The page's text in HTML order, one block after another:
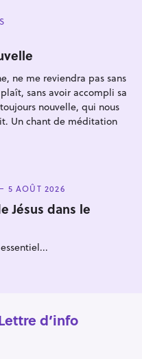
ne me reviendra pas sans
sans avoir accompli sa
nouvelle, qui nous
Un chant de méditation
5 AOÛT 2026
Jésus dans le
d’info